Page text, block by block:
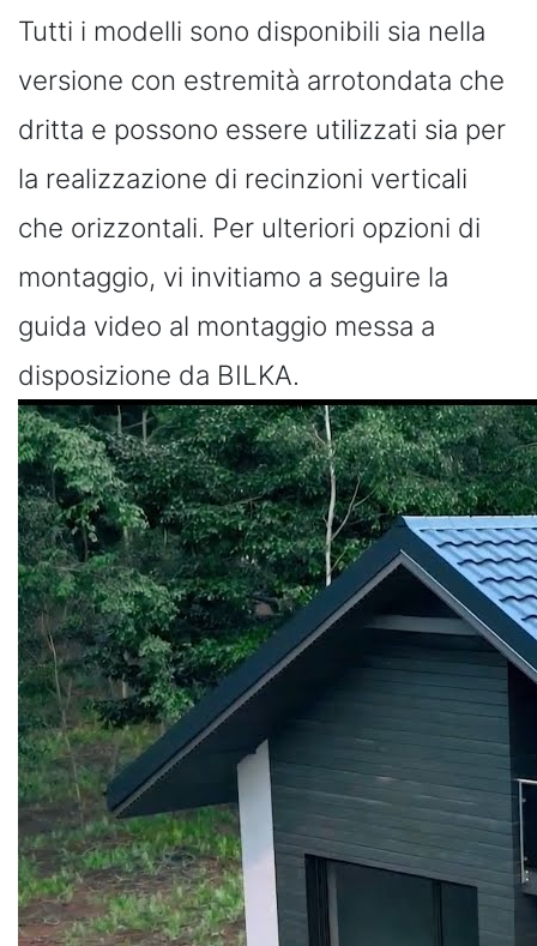
Tutti i modelli sono disponibili sia nella
versione con estremità arrotondata che
dritta e possono essere utilizzati sia per
la realizzazione di recinzioni verticali
che orizzontali. Per ulteriori opzioni di
montaggio, vi invitiamo a seguire la
guida video al montaggio messa a
disposizione da BILKA.